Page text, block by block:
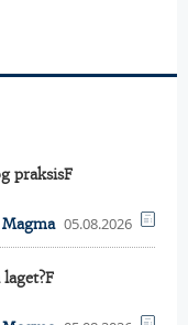
praksisF
Magma 05.08.2026